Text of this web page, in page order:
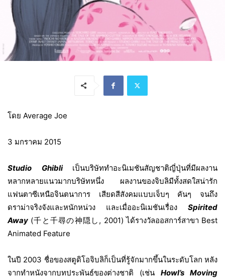
โดย Average Joe
3 มกราคม 2015
Studio Ghibli เป็นบริษัททำอะนิเมชันสัญชาติญี่ปุ่นที่มีผลงาน
หลากหลายแนวมากบริษัทหนึ่ง ผลงานของจิบลิมีทั้งสดใสน่ารัก
แฟนตาซีเหนือจินตนาการ เสียดสีสังคมแบบเจ็บๆ คันๆ จนถึง
ดราม่าจริงจังและหนักหน่วง และเมื่ออะนิเมชันเรื่อง Spirited
Away (千と千尋の神隠し, 2001) ได้รางวัลออสการ์สาขา Best
Animated Feature
ในปี 2003 ชื่อของสตูดิโอจิบลิก็เป็นที่รู้จักมากขึ้นในระดับโลก หลัง
จากทำหนังจากบทประพันธ์ของต่างชาติ (เช่น Howl’s Moving